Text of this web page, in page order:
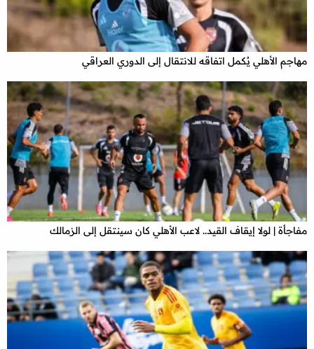
مهاجم الأهلي يُكمل اتفاقه للانتقال إلى الدوري العراقي
مفاجأة | لولا إيقاف القيد.. لاعب الأهلي كان سينتقل إلى الزمالك